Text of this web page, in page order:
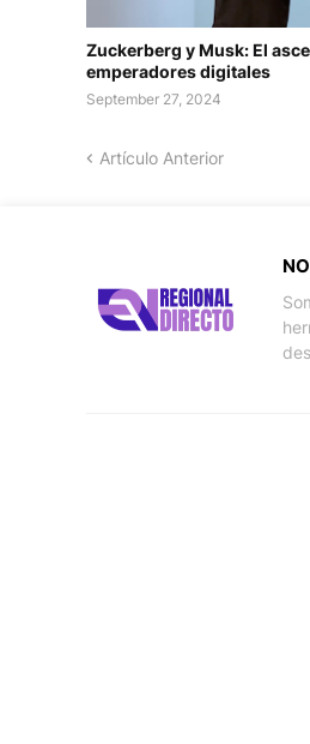
Zuckerberg y Musk: El
emperadores digitales
September 27, 2024
Artículo Anterior